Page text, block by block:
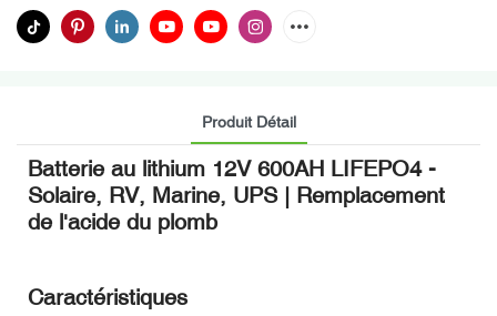
Produit Détail
Batterie au lithium 12V 600AH LIFEPO4 -
Solaire, RV, Marine, UPS | Remplacement
de l'acide du plomb
Caractéristiques